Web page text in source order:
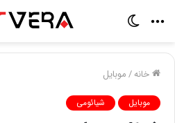
منو
خانه/موبایل
موبایل شیائومی